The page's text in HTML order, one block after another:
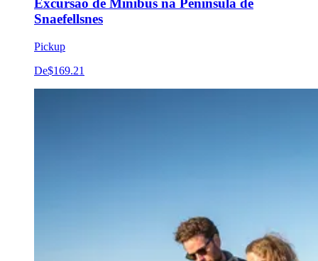
Excursão de Minibus na Península de
Snaefellsnes
Pickup
De$169.21